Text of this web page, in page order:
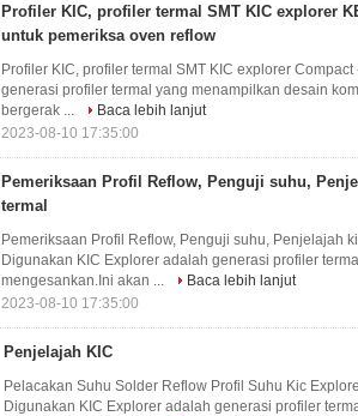
Profiler KIC, profiler termal SMT KIC explorer
untuk pemeriksa oven reflow
Profiler KIC, profiler termal SMT KIC explorer
generasi profiler termal yang menampilkan desain
bergerak ...
Baca lebih lanjut
2023-08-10 17:35:00
Pemeriksaan Profil Reflow, Penguji suhu,
termal
Pemeriksaan Profil Reflow, Penguji suhu, Penjelajah
Digunakan KIC Explorer adalah generasi profiler
mengesankan.Ini akan ...
Baca lebih lanjut
2023-08-10 17:35:00
Penjelajah KIC
Pelacakan Suhu Solder Reflow Profil Suhu Kic
Digunakan KIC Explorer adalah generasi profiler